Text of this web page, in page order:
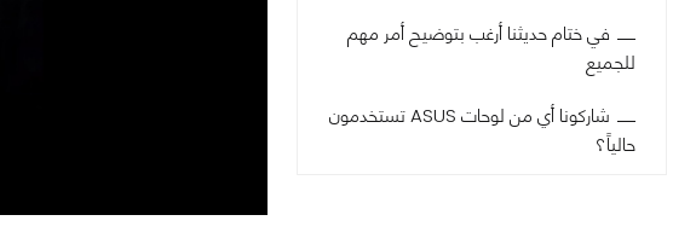
في ختام حديثنا أرغب بتوضيح أمر مهم
للجميع
شاركونا أي من لوحات ASUS تستخدمون
حالياً؟